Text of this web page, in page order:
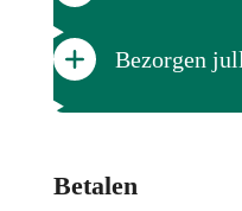
Bezorgen
Betalen